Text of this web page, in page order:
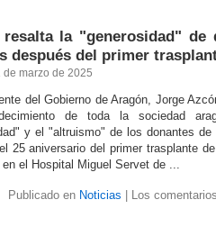
resalta la "generosidad" de
después del primer
de marzo de 2025
del Gobierno de Aragón, Jorge
de toda la sociedad
y el "altruismo" de los donantes
25 aniversario del primer trasplante
en el Hospital Miguel Servet de ...
Publicado en Noticias Los